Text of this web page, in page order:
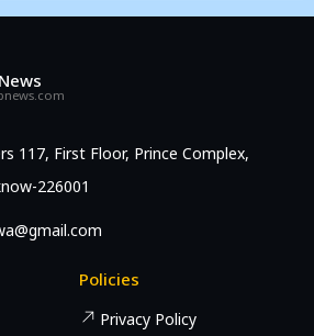
117, First Floor, Prince Complex,
226001
Policies
Privacy Policy